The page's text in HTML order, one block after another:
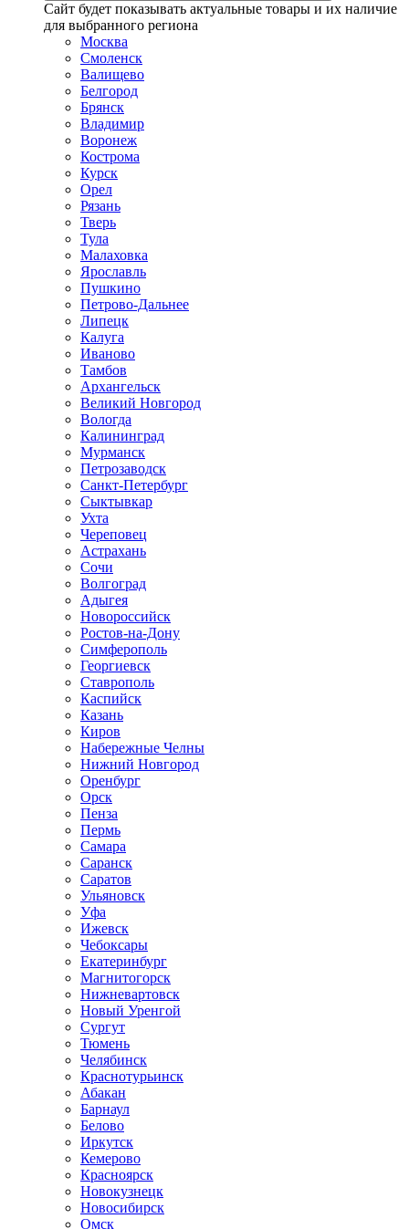
Сайт будет показывать актуальные товары и их наличие
для выбранного региона
Москва
Смоленск
Валищево
Белгород
Брянск
Владимир
Воронеж
Кострома
Курск
Орел
Рязань
Тверь
Тула
Малаховка
Ярославль
Пушкино
Петрово-Дальнее
Липецк
Калуга
Иваново
Тамбов
Архангельск
Великий Новгород
Вологда
Калининград
Мурманск
Петрозаводск
Санкт-Петербург
Сыктывкар
Ухта
Череповец
Астрахань
Сочи
Волгоград
Адыгея
Новороссийск
Ростов-на-Дону
Симферополь
Георгиевск
Ставрополь
Каспийск
Казань
Киров
Набережные Челны
Нижний Новгород
Оренбург
Орск
Пенза
Пермь
Самара
Саранск
Саратов
Ульяновск
Уфа
Ижевск
Чебоксары
Екатеринбург
Магнитогорск
Нижневартовск
Новый Уренгой
Сургут
Тюмень
Челябинск
Краснотурьинск
Абакан
Барнаул
Белово
Иркутск
Кемерово
Красноярск
Новокузнецк
Новосибирск
Омск